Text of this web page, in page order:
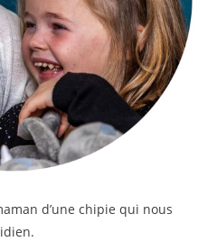
d’une chipie qui nous